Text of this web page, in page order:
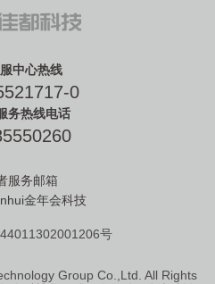
中心热线
0
务热线电话
服务邮箱
金年会科技
号
Group Co.,Ltd. All Rights